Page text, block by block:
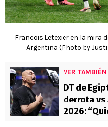
Francois Letexier en la mira
Argentina (Photo by
VER TAMBIÉN
DT de
derrota vs
2026: